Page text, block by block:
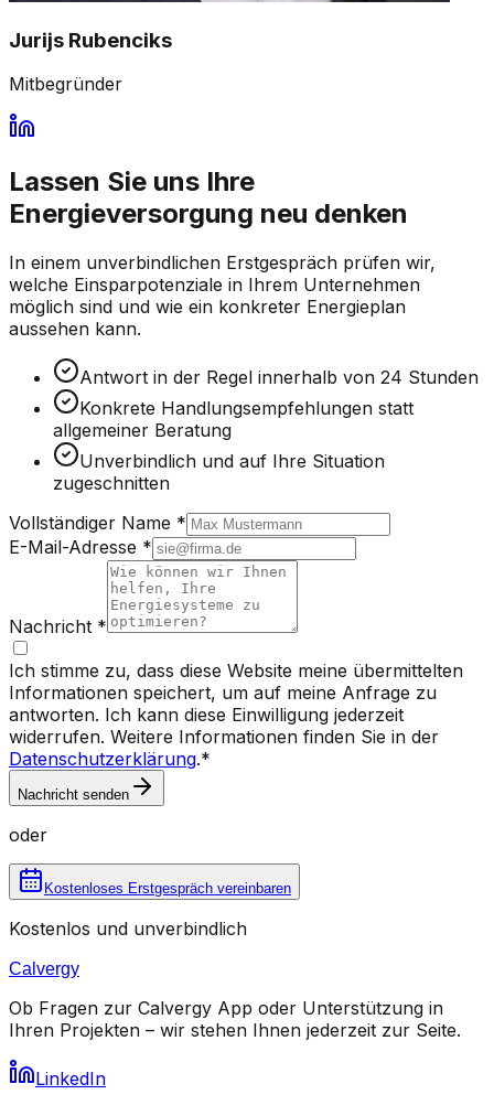
Jurijs Rubenciks
Mitbegründer
Lassen Sie uns Ihre
Energieversorgung neu denken
In einem unverbindlichen Erstgespräch prüfen wir,
welche Einsparpotenziale in Ihrem Unternehmen
möglich sind und wie ein konkreter Energieplan
aussehen kann.
Antwort in der Regel innerhalb von 24 Stunden
Konkrete Handlungsempfehlungen statt
allgemeiner Beratung
Unverbindlich und auf Ihre Situation
zugeschnitten
Vollständiger Name *
E-Mail-Adresse *
Nachricht *
Ich stimme zu, dass diese Website meine übermittelten
Informationen speichert, um auf meine Anfrage zu
antworten. Ich kann diese Einwilligung jederzeit
widerrufen. Weitere Informationen finden Sie in der
Datenschutzerklärung.*
Nachricht senden
oder
Kostenloses Erstgespräch vereinbaren
Kostenlos und unverbindlich
Calvergy
Ob Fragen zur Calvergy App oder Unterstützung in
Ihren Projekten – wir stehen Ihnen jederzeit zur Seite.
LinkedIn